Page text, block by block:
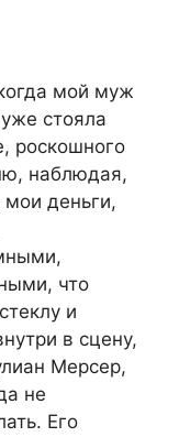
мой муж
стояла
роскошного
наблюдая,
деньги,
что
и
в сцену,
Мерсер,
не
Его